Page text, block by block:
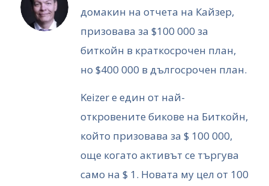
домакин на отчета на Кайзер,
призовава за $100 000 за
биткойн в краткосрочен план,
но $400 000 в дългосрочен план.
Keizer е един от най-
откровените бикове на Биткойн,
който призовава за $ 100 000,
още когато активът се търгува
само на $ 1. Новата му цел от 100